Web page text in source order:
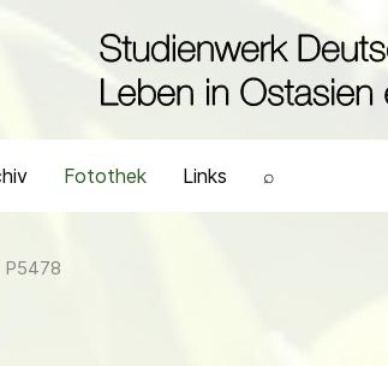
Fotothek Links ⌕
P5478